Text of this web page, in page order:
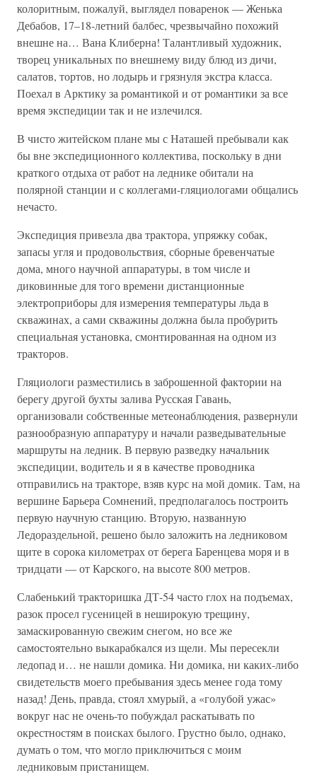
колоритным, пожалуй, выглядел поваренок — Женька
Дебабов, 17–18-летний балбес, чрезвычайно похожий
внешне на… Вана Клиберна! Талантливый художник,
творец уникальных по внешнему виду блюд из дичи,
салатов, тортов, но лодырь и грязнуля экстра класса.
Поехал в Арктику за романтикой и от романтики за все
время экспедиции так и не излечился.
В чисто житейском плане мы с Наташей пребывали как
бы вне экспедиционного коллектива, поскольку в дни
краткого отдыха от работ на леднике обитали на
полярной станции и с коллегами-гляциологами общались
нечасто.
Экспедиция привезла два трактора, упряжку собак,
запасы угля и продовольствия, сборные бревенчатые
дома, много научной аппаратуры, в том числе и
диковинные для того времени дистанционные
электроприборы для измерения температуры льда в
скважинах, а сами скважины должна была пробурить
специальная установка, смонтированная на одном из
тракторов.
Гляциологи разместились в заброшенной фактории на
берегу другой бухты залива Русская Гавань,
организовали собственные метеонаблюдения, развернули
разнообразную аппаратуру и начали разведывательные
маршруты на ледник. В первую разведку начальник
экспедиции, водитель и я в качестве проводника
отправились на тракторе, взяв курс на мой домик. Там, на
вершине Барьера Сомнений, предполагалось построить
первую научную станцию. Вторую, названную
Ледораздельной, решено было заложить на ледниковом
щите в сорока километрах от берега Баренцева моря и в
тридцати — от Карского, на высоте 800 метров.
Слабенький тракторишка ДТ-54 часто глох на подъемах,
разок просел гусеницей в неширокую трещину,
замаскированную свежим снегом, но все же
самостоятельно выкарабкался из щели. Мы пересекли
ледопад и… не нашли домика. Ни домика, ни каких-либо
свидетельств моего пребывания здесь менее года тому
назад! День, правда, стоял хмурый, а «голубой ужас»
вокруг нас не очень-то побуждал раскатывать по
окрестностям в поисках былого. Грустно было, однако,
думать о том, что могло приключиться с моим
ледниковым пристанищем.